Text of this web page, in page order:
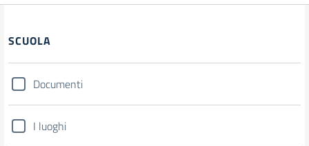
Filtri
SCUOLA
Documenti
I luoghi